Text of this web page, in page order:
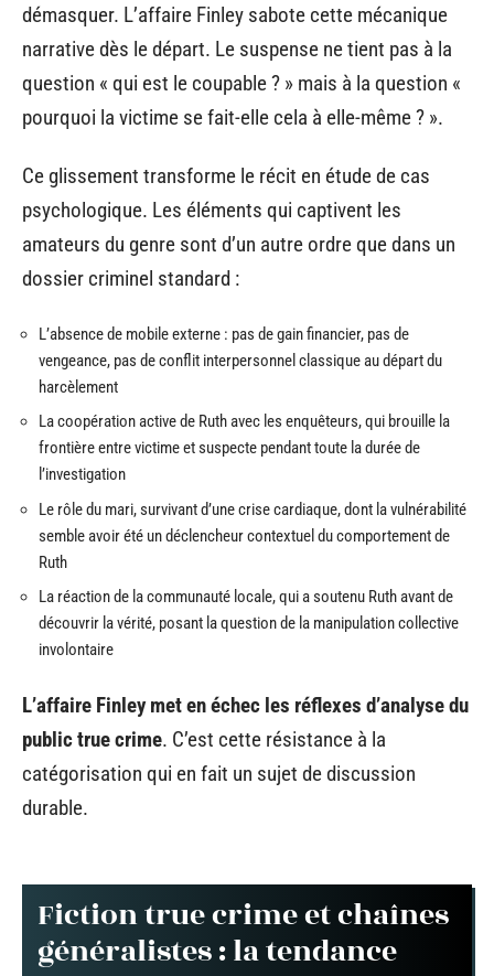
démasquer. L’affaire Finley sabote cette mécanique
narrative dès le départ. Le suspense ne tient pas à la
question « qui est le coupable ? » mais à la question «
pourquoi la victime se fait-elle cela à elle-même ? ».
Ce glissement transforme le récit en étude de cas
psychologique. Les éléments qui captivent les
amateurs du genre sont d’un autre ordre que dans un
dossier criminel standard :
L’absence de mobile externe : pas de gain financier, pas de
vengeance, pas de conflit interpersonnel classique au départ du
harcèlement
La coopération active de Ruth avec les enquêteurs, qui brouille la
frontière entre victime et suspecte pendant toute la durée de
l’investigation
Le rôle du mari, survivant d’une crise cardiaque, dont la vulnérabilité
semble avoir été un déclencheur contextuel du comportement de
Ruth
La réaction de la communauté locale, qui a soutenu Ruth avant de
découvrir la vérité, posant la question de la manipulation collective
involontaire
L’affaire Finley met en échec les réflexes d’analyse du
public true crime. C’est cette résistance à la
catégorisation qui en fait un sujet de discussion
durable.
Fiction true crime et chaînes
généralistes : la tendance